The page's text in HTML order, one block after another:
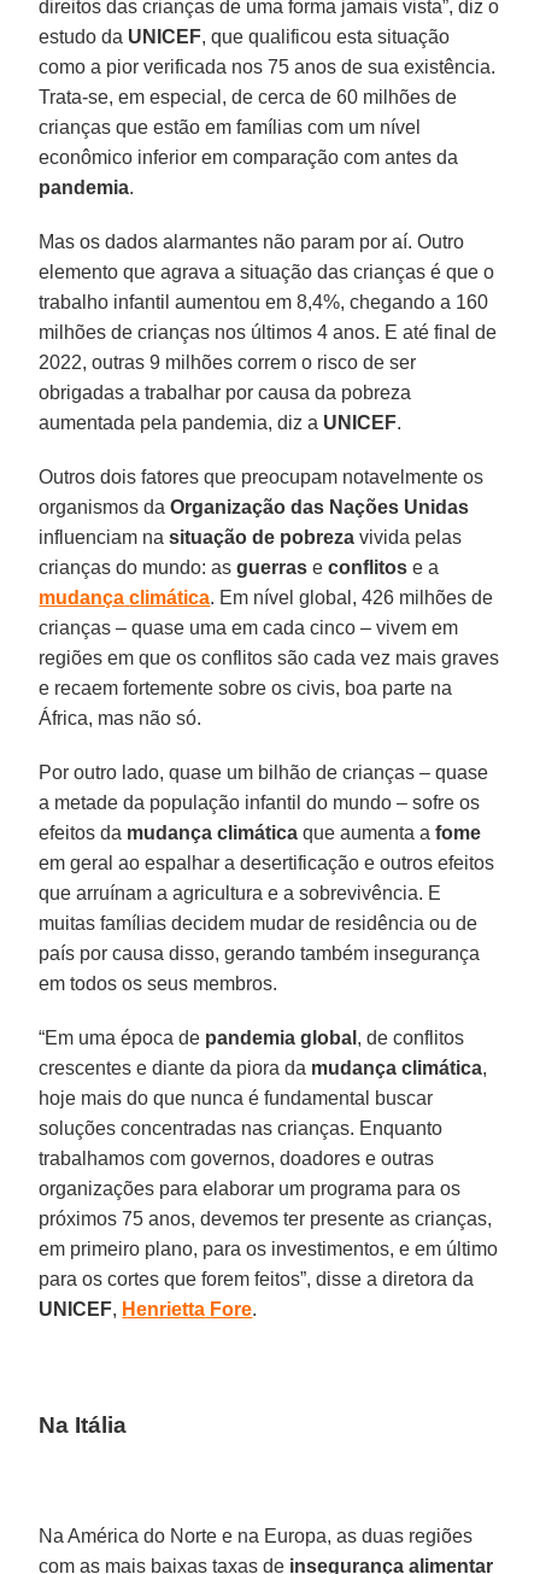
direitos das crianças de uma forma jamais vista”, diz o
estudo da UNICEF, que qualificou esta situação
como a pior verificada nos 75 anos de sua existência.
Trata-se, em especial, de cerca de 60 milhões de
crianças que estão em famílias com um nível
econômico inferior em comparação com antes da
pandemia.
Mas os dados alarmantes não param por aí. Outro
elemento que agrava a situação das crianças é que o
trabalho infantil aumentou em 8,4%, chegando a 160
milhões de crianças nos últimos 4 anos. E até final de
2022, outras 9 milhões correm o risco de ser
obrigadas a trabalhar por causa da pobreza
aumentada pela pandemia, diz a UNICEF.
Outros dois fatores que preocupam notavelmente os
organismos daOrganização das Nações Unidas
influenciam nasituação de pobreza vivida pelas
crianças do mundo: asguerras econflitos e a
mudança climática. Em nível global, 426 milhões de
crianças – quase uma em cada cinco – vivem em
regiões em que os conflitos são cada vez mais graves
e recaem fortemente sobre os civis, boa parte na
África, mas não só.
Por outro lado, quase um bilhão de crianças – quase
a metade da população infantil do mundo – sofre os
efeitos da mudança climática que aumenta afome
em geral ao espalhar a desertificação e outros efeitos
que arruínam a agricultura e a sobrevivência. E
muitas famílias decidem mudar de residência ou de
país por causa disso, gerando também insegurança
em todos os seus membros.
“Em uma época de pandemia global , de conflitos
crescentes e diante da piora da mudança climática,
hoje mais do que nunca é fundamental buscar
soluções concentradas nas crianças. Enquanto
trabalhamos com governos, doadores e outras
organizações para elaborar um programa para os
próximos 75 anos, devemos ter presente as crianças,
em primeiro plano, para os investimentos, e em último
para os cortes que forem feitos”, disse a diretora da
UNICEF, Henrietta Fore.
Na Itália
Na América do Norte e na Europa, as duas regiões
com as mais baixas taxas de insegurança alimentar